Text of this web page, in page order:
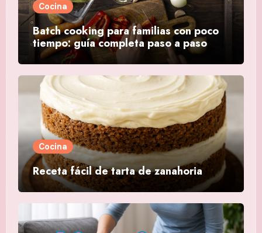
Cocina
Batch cooking para familias con poco
tiempo: guía completa paso a paso
Cocina
Receta fácil de tarta de zanahoria